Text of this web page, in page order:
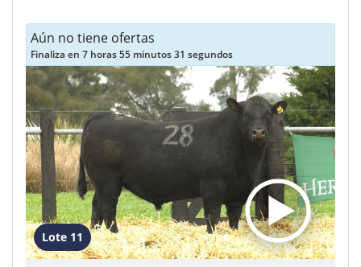
Aún no tiene ofertas
Finaliza en 7 horas 55 minutos 29 segundos
Lote 11